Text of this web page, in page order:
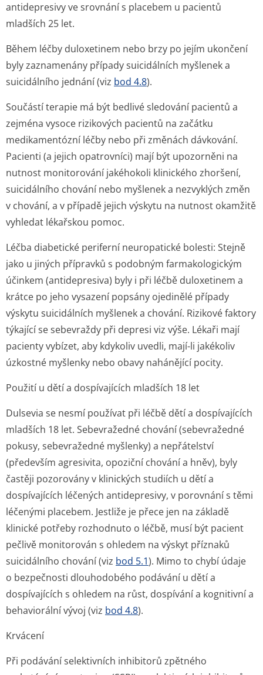
antidepresivy ve srovnání s placebem u pacientů
mladších 25 let.
Během léčby duloxetinem nebo brzy po jejím ukončení
byly zaznamenány případy suicidálních myšlenek a
suicidálního jednání (viz bod 4.8).
Součástí terapie má být bedlivé sledování pacientů a
zejména vysoce rizikových pacientů na začátku
medikamentózní léčby nebo při změnách dávkování.
Pacienti (a jejich opatrovníci) mají být upozorněni na
nutnost monitorování jakéhokoli klinického zhoršení,
suicidálního chování nebo myšlenek a nezvyklých změn
v chování, a v případě jejich výskytu na nutnost okamžitě
vyhledat lékařskou pomoc.
Léčba diabetické periferní neuropatické bolesti: Stejně
jako u jiných přípravků s podobným farmakologickým
účinkem (antidepresiva) byly i při léčbě duloxetinem a
krátce po jeho vysazení popsány ojedinělé případy
výskytu suicidálních myšlenek a chování. Rizikové faktory
týkající se sebevraždy při depresi viz výše. Lékaři mají
pacienty vybízet, aby kdykoliv uvedli, mají-li jakékoliv
úzkostné myšlenky nebo obavy nahánějící pocity.
Použití u dětí a dospívajících mladších 18 let
Dulsevia se nesmí používat při léčbě dětí a dospívajících
mladších 18 let. Sebevražedné chování (sebevražedné
pokusy, sebevražedné myšlenky) a nepřátelství
(především agresivita, opoziční chování a hněv), byly
častěji pozorovány v klinických studiích u dětí a
dospívajících léčených antidepresivy, v porovnání s těmi
léčenými placebem. Jestliže je přece jen na základě
klinické potřeby rozhodnuto o léčbě, musí být pacient
pečlivě monitorován s ohledem na výskyt příznaků
suicidálního chování (viz bod 5.1). Mimo to chybí údaje
o bezpečnosti dlouhodobého podávání u dětí a
dospívajících s ohledem na růst, dospívání a kognitivní a
behaviorální vývoj (viz bod 4.8).
Krvácení
Při podávání selektivních inhibitorů zpětného